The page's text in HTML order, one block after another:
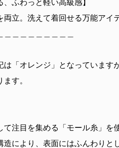
、ふわっと軽い高級感】
両立。洗えて着回せる万能アイ
「オレンジ」となっています
す。
て注目を集める「モール糸」を
により、表面にはふんわりと